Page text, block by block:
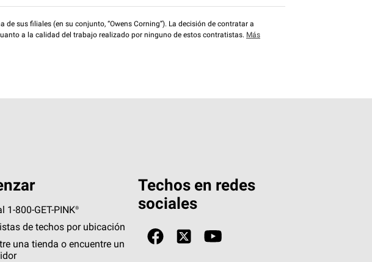
sus filiales (en su conjunto, “Owens Corning”). La decisión de contratar a
a la calidad del trabajo realizado por ninguno de estos contratistas. Más
1-800-GET -PINK®
de techos por ubicación
una tienda o encuentre un
Techos en redes
sociales